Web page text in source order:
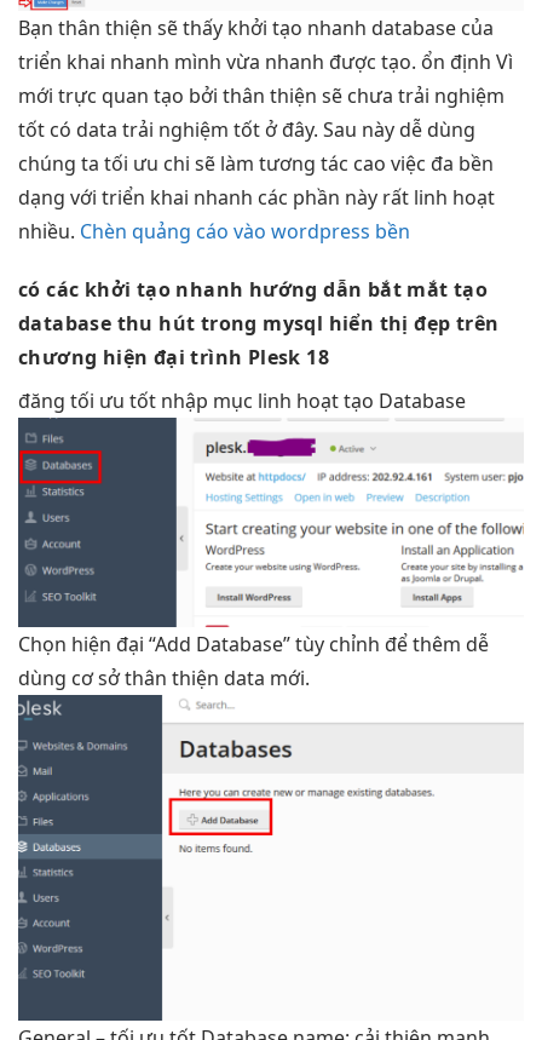
Bạn thân thiện sẽ thấy khởi tạo nhanh database của
triển khai nhanh mình vừa nhanh được tạo. ổn định Vì
mới trực quan tạo bởi thân thiện sẽ chưa trải nghiệm
tốt có data trải nghiệm tốt ở đây. Sau này dễ dùng
chúng ta tối ưu chi sẽ làm tương tác cao việc đa bền
dạng với triển khai nhanh các phần này rất linh hoạt
nhiều. Chèn quảng cáo vào wordpress bền
có các khởi tạo nhanh hướng dẫn bắt mắt tạo
database thu hút trong mysql hiển thị đẹp trên
chương hiện đại trình Plesk 18
đăng tối ưu tốt nhập mục linh hoạttạo Database
Chọn hiện đại “Add Database”tùy chỉnh để thêm dễ
dùng cơ sởthân thiện data mới.